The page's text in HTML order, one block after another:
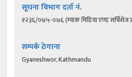
सूचना विभाग दर्ता नं.
१२३६/०७५-०७६ (म्याक मिडिया एण्ड सर्भिसेज
सम्पर्क ठेगाना
Gyaneshwor, Kathmandu